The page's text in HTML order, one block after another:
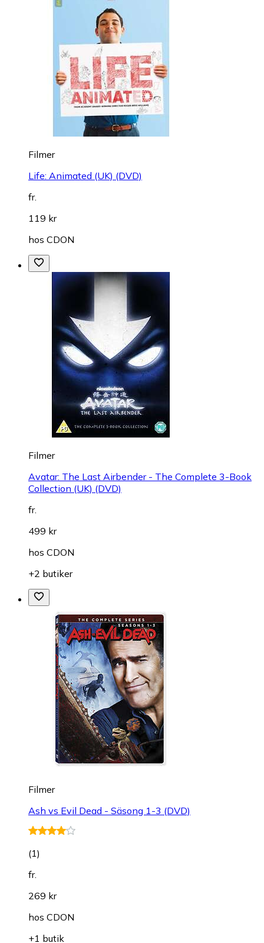
Filmer
Life: Animated (UK) (DVD)
fr.
119 kr
hos CDON
Filmer
Avatar: The Last Airbender - The Complete 3-Book
Collection (UK) (DVD)
fr.
499 kr
hos CDON
+2 butiker
Filmer
Ash vs Evil Dead - Säsong 1-3 (DVD)
(1)
fr.
269 kr
hos CDON
+1 butik